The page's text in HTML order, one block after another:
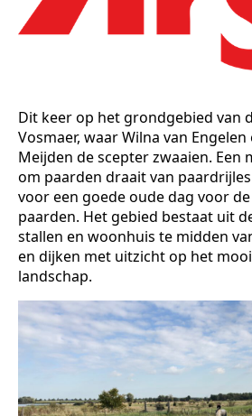
Dit keer op het grondgebied van
Vosmaer, waar Wilna van Engelen
Meijden de scepter zwaaien. Een
om paarden draait van
voor een goede oude dag voor
paarden. Het gebied bestaat uit
stallen en woonhuis te midden
en dijken met uitzicht op het
landschap.